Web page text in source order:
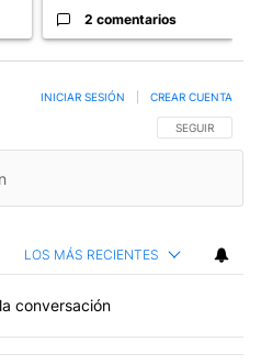
2 comentarios
SIGA ESTA
SEGUIR
INICIAR SESIÓN CREAR CUENTA
LOS MÁS RECIENTES
conversación